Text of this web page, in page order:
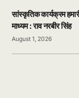
सांस्कृतिक कार्यक्रम
माध्यम : राव नरबीर सिंह
August 1, 2026